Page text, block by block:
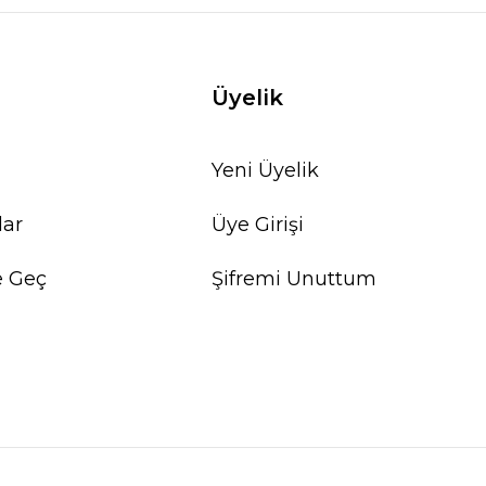
Geç
Üyelik
Yeni Üyelik
Üye Girişi
Şifremi Unuttum